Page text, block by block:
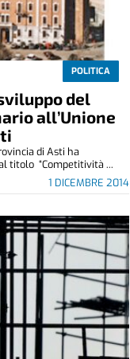
POLITICA
del
all’Unione
1 DICEMBRE 2014
di Asti ha
titolo “Competitività ...